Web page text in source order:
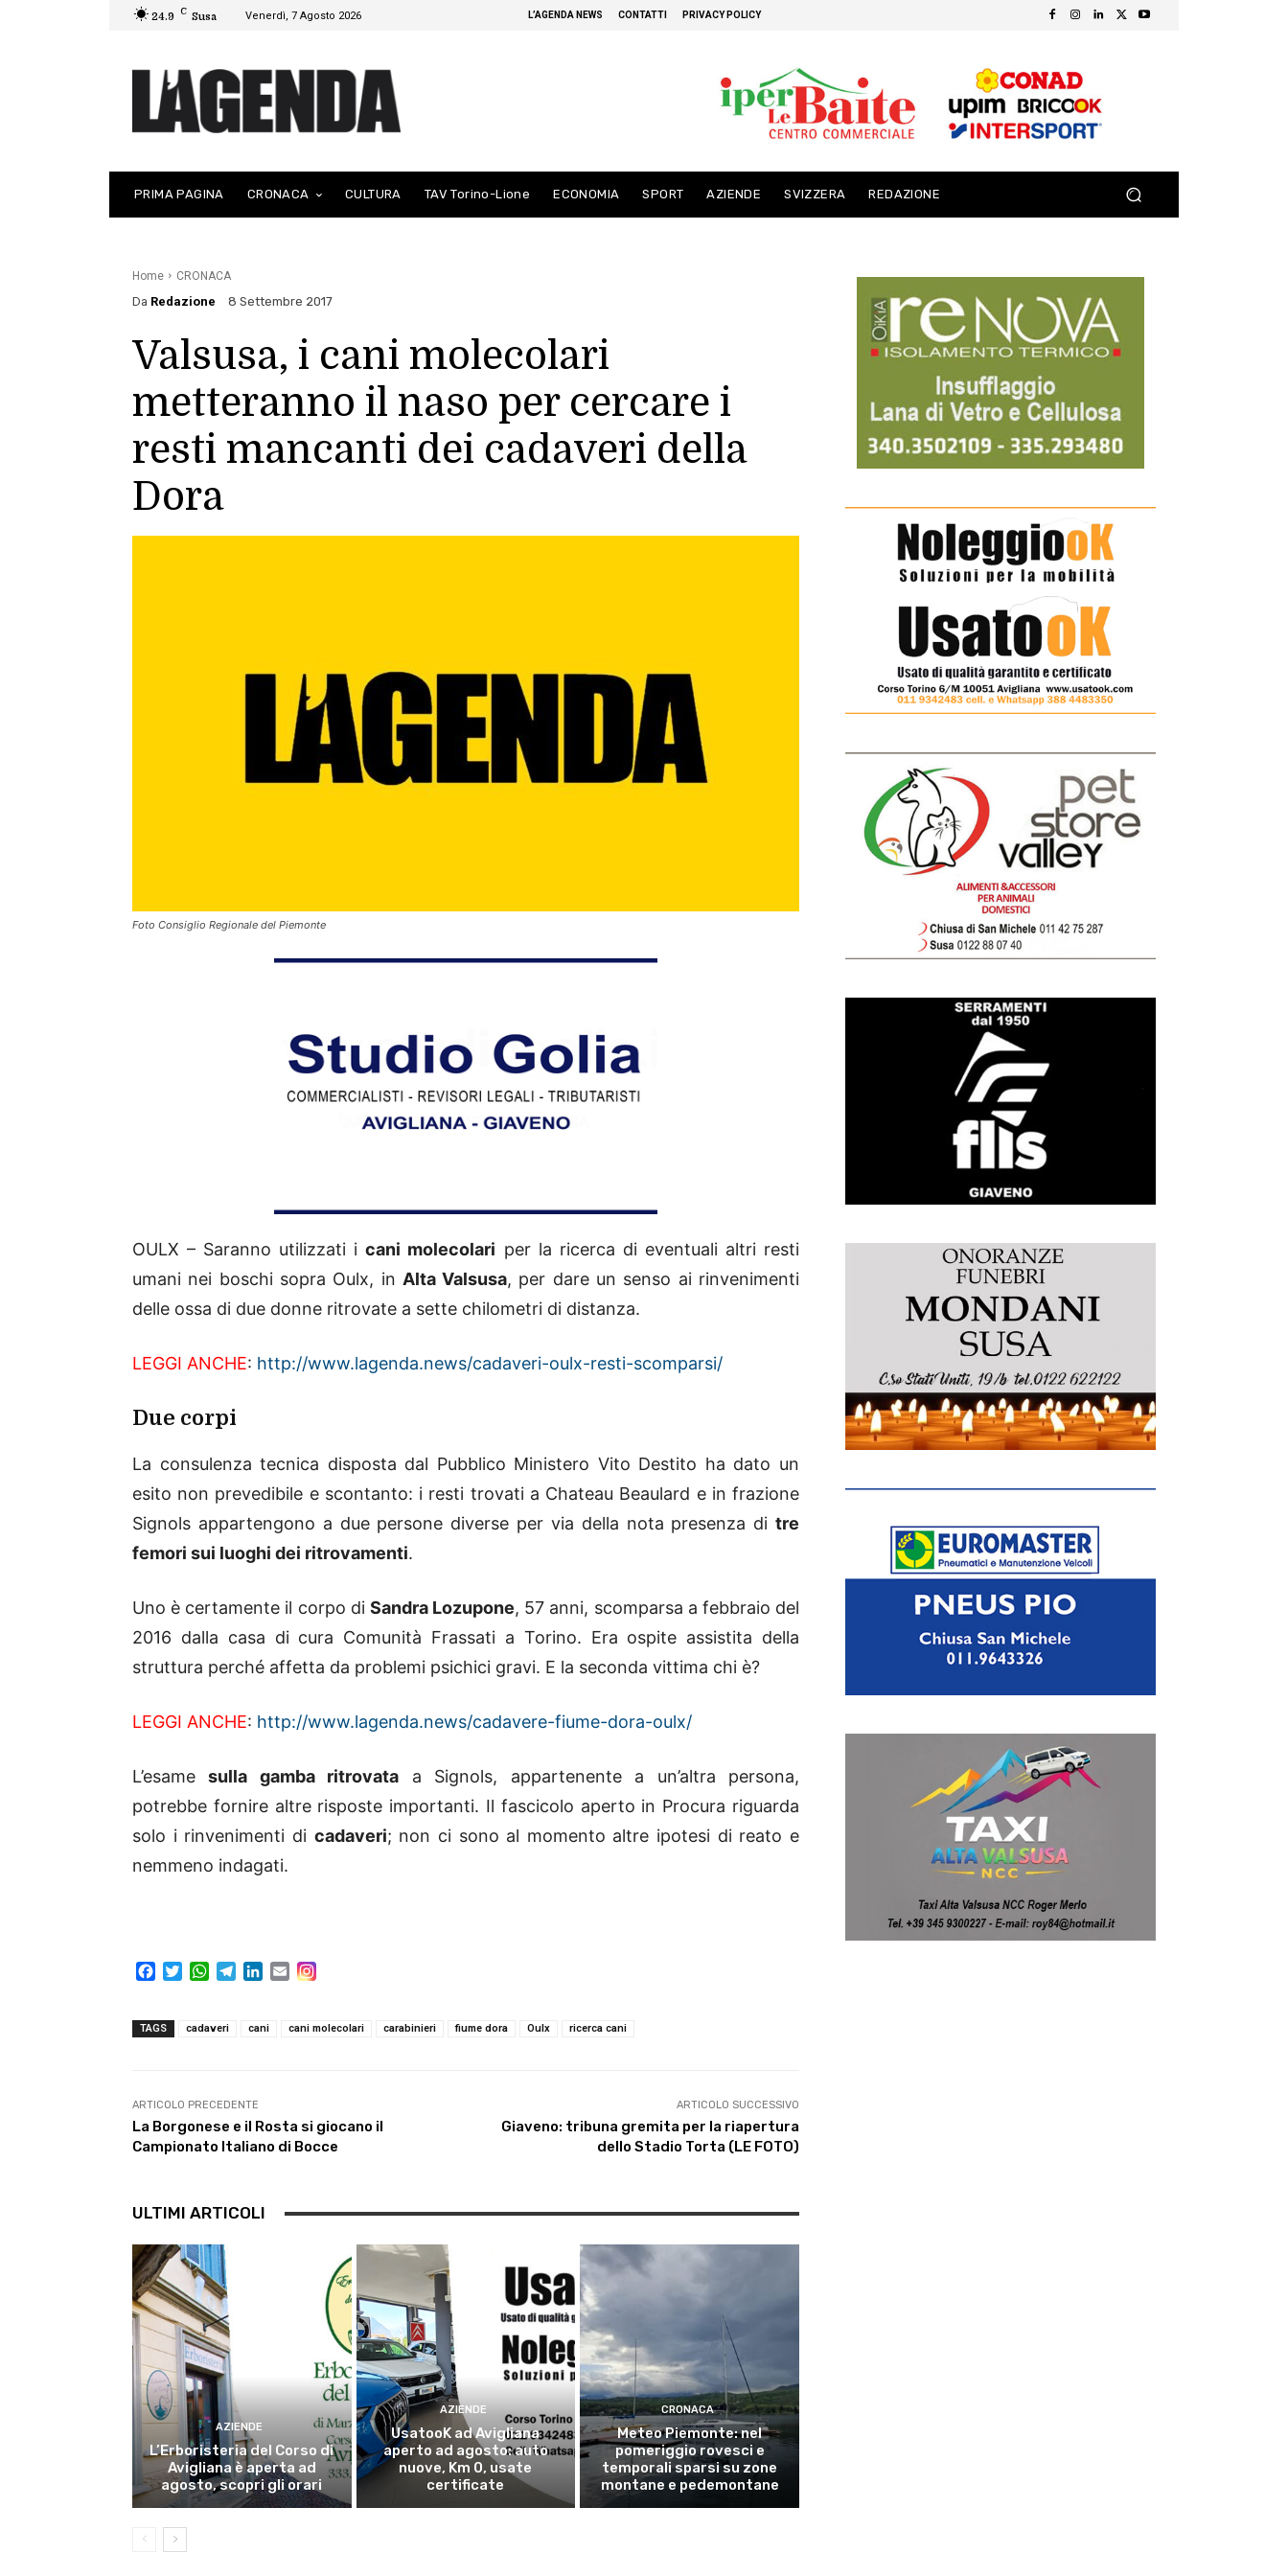
24.9 C Susa Venerdì, 7 Agosto 2026 L’AGENDA NEWS CONTATTI PRIVACY POLICY
PRIMA PAGINA CRONACA CULTURA TAV Torino-Lione ECONOMIA SPORT AZIENDE SVIZZERA REDAZIONE
Home CRONACA
Da Redazione 8 Settembre 2017
Valsusa, i cani molecolari
metteranno il naso per cercare i
resti mancanti dei cadaveri della
Dora
Foto Consiglio Regionale del Piemonte
OULX – Saranno utilizzati icani molecolari per la ricerca di eventuali altri resti
umani nei boschi sopra Oulx, in Alta Valsusa, per dare un senso ai rinvenimenti
delle ossa di due donne ritrovate a sette chilometri di distanza.
LEGGI ANCHE: http://www.lagenda.news/cadaveri-oulx-resti-scomparsi/
Due corpi
La consulenza tecnica disposta dal Pubblico Ministero Vito Destito ha dato un
esito non prevedibile e scontanto: i resti trovati a Chateau Beaulard e in frazione
Signols appartengono a due persone diverse per via della nota presenza di tre
femori sui luoghi dei ritrovamenti.
Uno è certamente il corpo di Sandra Lozupone, 57 anni, scomparsa a febbraio del
2016 dalla casa di cura Comunità Frassati a Torino. Era ospite assistita della
struttura perché affetta da problemi psichici gravi. E la seconda vittima chi è?
LEGGI ANCHE: http://www.lagenda.news/cadavere-fiume-dora-oulx/
L’esamesulla gamba ritrovata a Signols, appartenente a un’altra persona,
potrebbe fornire altre risposte importanti. Il fascicolo aperto in Procura riguarda
solo i rinvenimenti di cadaveri; non ci sono al momento altre ipotesi di reato e
nemmeno indagati.
e
k
t
W
t
p
m
k
E
i
TAGS cadaveri cani cani molecolari carabinieri fiume dora Oulx ricerca cani
ARTICOLO PRECEDENTE
La Borgonese e il Rosta si giocano il
Campionato Italiano di Bocce
ARTICOLO SUCCESSIVO
Giaveno: tribuna gremita per la riapertura
dello Stadio Torta (LE FOTO)
ULTIMI ARTICOLI
AZIENDE
L’Erboristeria del Corso di
Avigliana è aperta ad
agosto, scopri gli orari
AZIENDE
UsatooK ad Avigliana
aperto ad agosto: auto
nuove, Km 0, usate
certificate
CRONACA
Meteo Piemonte: nel
pomeriggio rovesci e
temporali sparsi su zone
montane e pedemontane